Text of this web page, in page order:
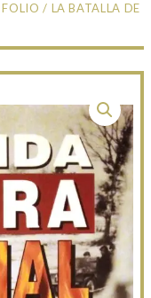
/ LA BATALLA DE